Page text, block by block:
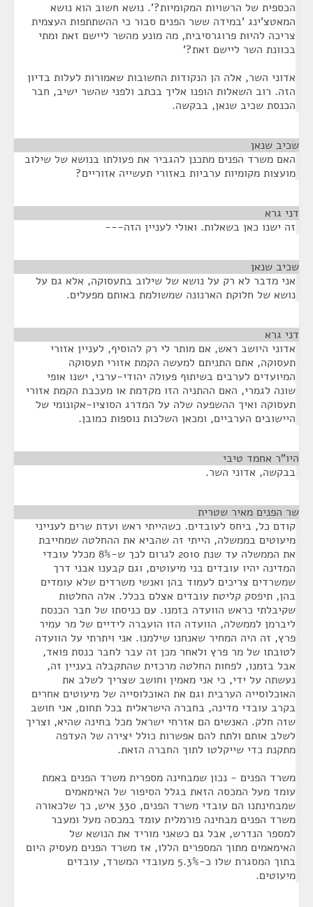
הכספית של הרשויות המקומיות?'. נושא חשוב הוא נושא
המאטצ'ינג 'במידה ששר הפנים סבור כי ההשתתפות העצמית
צריכה להיות פרוגרסיבית, מה מונע מהשר ליישם זאת ומתי
בכוונת השר ליישם זאת?'
אדוני השר, אלה הן הנקודות החשובות שאמורות לעלות בדיון
הזה. רוב השאלות הופנו אליך בכתב ולפני שהשר ישיב, חבר
הכנסת שכיב שנאן, בבקשה.
שכיב שנאן
האם משרד הפנים מתכנן להגביר את פעולתו בנושא של שילוב
מועצות מקומיות ערביות באזורי תעשייה אזוריים?
דני גרא
זה ישנו כאן בשאלות. ואולי לעניין הזה---
שכיב שנאן
אני מדבר לא רק על נושא של שילוב בתעסוקה, אלא גם על
נושא של חלוקת הארנונה שמשולמת באותם מפעלים.
דני גרא
אדוני היושב ראש, אם מותר לי רק להוסיף, לעניין אזורי
תעסוקה, אתם התניתם למעשה הקמת אזורי תעסוקה
המיועדים לערבים בשיתוף פעולה יהודי-ערבי, ישנו אופי
שונה לגמרי, האם ההתניה הזו מקדמת או מעכבת הקמת אזורי
תעסוקה ואיך ההשפעה שלה על המדרג הסוציו-אקונומי של
היישובים הערביים, ומכאן השלכות נוספות כמובן.
היו"ר אחמד טיבי
בבקשה, אדוני השר.
שר הפנים מאיר שטרית
קודם כל, ביחס לעובדים. כשהייתי ראש ועדת שרים לענייני
מיעוטים בממשלה, הייתי זה שהביא את ההחלטה שמחייבת
את הממשלה עד שנת 2010 לגרום לכך ש-8% מכלל עובדי
המדינה יהיו עובדים בני מיעוטים, וגם קבענו אבני דרך
שמשרדים צריכים לעמוד בהן ואנשי משרדים שלא עומדים
בהן, תיפסק קליטת עובדים אצלם בכלל. אלה החלטות
שקיבלתי כראש הוועדה בזמנו. עם כניסתו של חבר הכנסת
ליברמן לממשלה, הוועדה הזו הועברה לידיים של מר עמיר
פרץ, זה היה המחיר שאנחנו שילמנו. אני ויתרתי על הוועדה
לטובתו של מר פרץ ולאחר מכן זה עבר לחבר כנסת פואד,
אבל בזמנו, לפחות החלטה מרכזית שהתקבלה בעניין זה,
נעשתה על ידי, כי אני מאמין וחושב שצריך לשלב את
האוכלוסייה הערבית וגם את האוכלוסייה של מיעוטים אחרים
בקרב עובדי מדינה, בחברה הישראלית בכל תחום, אני חושב
שזה חלק. האנשים הם אזרחי ישראל מכל בחינה שהיא, וצריך
לשלב אותם ולתת להם אפשרות כולל יצירה של העדפה
מתקנת כדי שייקלטו לתוך החברה הזאת.
משרד הפנים - נכון שמבחינה מספרית משרד הפנים באמת
עומד מעל המכסה הזאת בגלל הסיפור של האימאמים
שמבחינתנו הם עובדי משרד הפנים, 330 איש, כך שלכאורה
משרד הפנים מבחינה פורמלית עומד במכסה מעל ומעבר
למספר הנדרש, אבל גם כשאני מוריד את הנושא של
האימאמים מתוך המספרים הללו, אז משרד הפנים מעסיק היום
בתוך המסגרת שלו כ-5.3% מעובדי המשרד, עובדים
מיעוטים.